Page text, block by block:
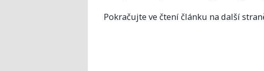
Pokračujte ve čtení článku na další